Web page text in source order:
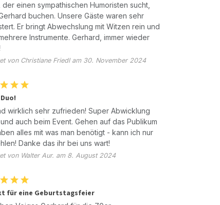
einen sympathischen Humoristen sucht,
buchen. Unsere Gäste waren sehr
Er bringt Abwechslung mit Witzen rein und
Instrumente. Gerhard, immer wieder
von Christiane Friedl am 30. November 2024
wirklich sehr zufrieden! Super Abwicklung
auch beim Event. Gehen auf das Publikum
alles mit was man benötigt - kann ich nur
Danke das ihr bei uns wart!
von Walter Aur. am 8. August 2024
für eine Geburtstagsfeier